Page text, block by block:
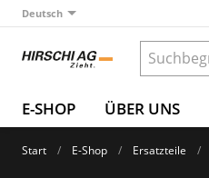
Deutsch
E-SHOP ÜBER UNS
Start E-Shop Ersatzteile